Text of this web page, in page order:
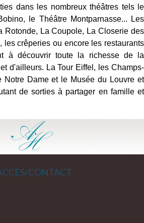
dans les nombreux théâtres tels le
le Théâtre Montparnasse... Les
Rotonde, La Coupole, La Closerie des
les crêperies ou encore les restaurants
à découvrir toute la richesse de la
d'ailleurs. La Tour Eiffel, les Champs-
Notre Dame et le Musée du Louvre et
de sorties à partager en famille et
CONTACT